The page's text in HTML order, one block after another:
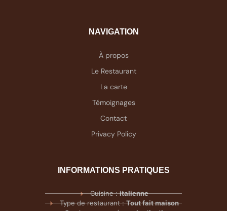
NAVIGATION
À propos
Le Restaurant
La carte
Témoignages
Contact
Privacy Policy
INFORMATIONS PRATIQUES
Cuisine :italienne
Type de restaurant :Tout fait maison